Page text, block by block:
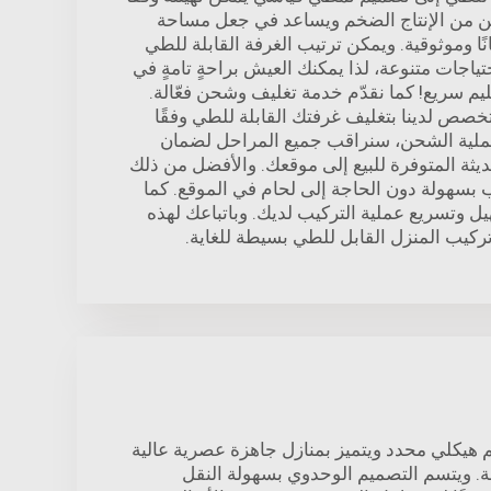
من الإنتاج الضخم ويساعد في جعل مساحة
وموثوقية. ويمكن ترتيب الغرفة القابلة للطي
متنوعة، لذا يمكنك العيش براحةٍ تامةٍ في
سريع! كما نقدّم خدمة تغليف وشحن فعّالة.
لدينا بتغليف غرفتك القابلة للطي وفقًا
الشحن، سنراقب جميع المراحل لضمان
المتوفرة للبيع إلى موقعك. والأفضل من ذلك
بسهولة دون الحاجة إلى لحام في الموقع. كما
وتسريع عملية التركيب لديك. وباتباعك لهذه
المنزل القابل للطي بسيطة للغاية.
هيكلي محدد ويتميز بمنازل جاهزة عصرية عالية
ويتسم التصميم الوحدوي بسهولة النقل